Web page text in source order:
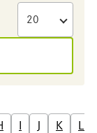
I J K L